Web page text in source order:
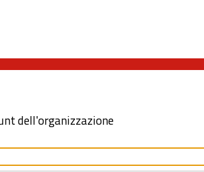
dell'organizzazione